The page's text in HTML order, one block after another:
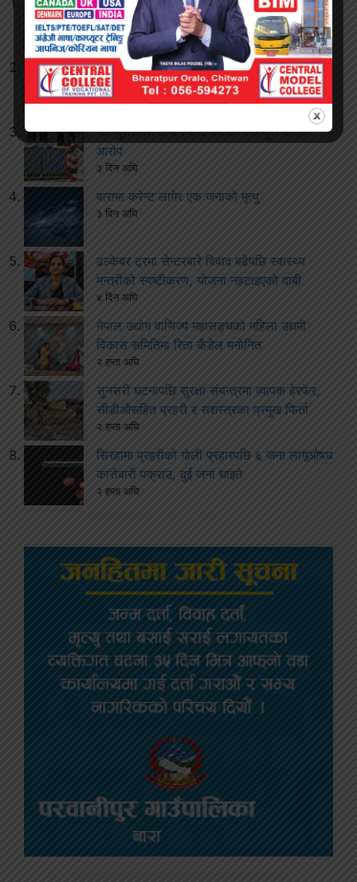
लाखको बम्पर उपहार
२ दिन अघि
घुस आरोप लागेका कर्मचारीलाई जीतपुरसिमरा
उपमहानगरबाट हटाइयो
२ दिन अघि
जीतपुरसिमरामा पान बन्द गर्ने क्रममा घुस लिएको
आरोप
३ दिन अघि
बारामा करेन्ट लागेर एक जनाको मृत्यु
३ दिन अघि
ढल्केबर ट्रमा सेन्टरबारे विवाद बढेपछि स्वास्थ्य
मन्त्रीको स्पष्टीकरण, योजना नहटाइएको दाबी
४ दिन अघि
नेपाल उद्योग वाणिज्य महासङ्घको महिला उद्यमी
विकास समितिमा रिता कँडेल मनोनित
२ हप्ता अघि
सुनसरी घटनापछि सुरक्षा संयन्त्रमा व्यापक हेरफेर,
सीडीओसहित प्रहरी र सशस्त्रका प्रमुख फिर्ता
२ हप्ता अघि
सिरहामा प्रहरीको गोली प्रहारपछि ६ जना लागूऔषध
कारोबारी पक्राउ, दुई जना घाइते
२ हप्ता अघि